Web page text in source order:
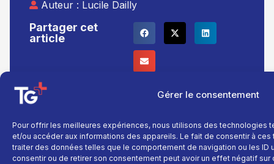
Gérer le consentement
Pour offrir les meilleures expériences, nous utilisons des technologies
et/ou accéder aux informations des appareils. Le fait de consentir à
traiter des données telles que le comportement de navigation ou les ID
consentir ou de retirer son consentement peut avoir un effet négatif
Partager cet
article
Auteur : Lucile Dailly
TNT : Canal 38 BOX : 30